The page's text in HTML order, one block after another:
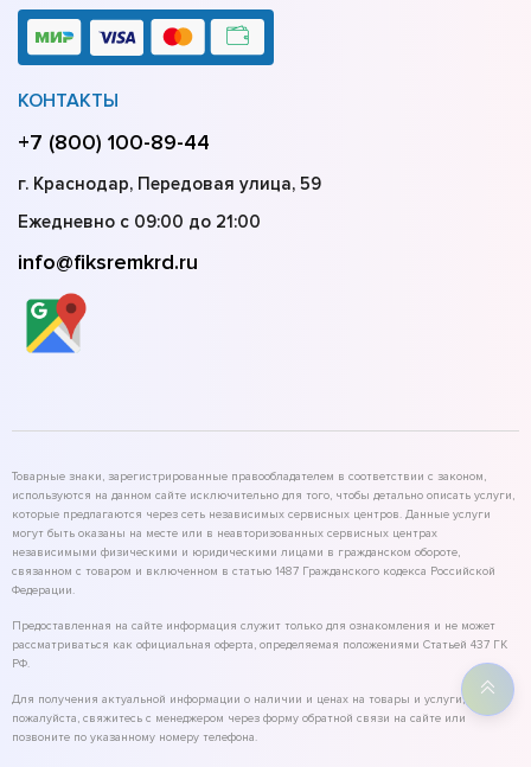
КОНТАКТЫ
+7 (800) 100-89-44
г. Краснодар, Передовая улица, 59
Ежедневно с 09:00 до 21:00
info@fiksremkrd.ru
Товарные знаки, зарегистрированные правообладателем в соответствии с законом,
используются на данном сайте исключительно для того, чтобы детально описать услуги,
которые предлагаются через сеть независимых сервисных центров. Данные услуги
могут быть оказаны на месте или в неавторизованных сервисных центрах
независимыми физическими и юридическими лицами в гражданском обороте,
связанном с товаром и включенном в статью 1487 Гражданского кодекса Российской
Федерации.
Предоставленная на сайте информация служит только для ознакомления и не может
рассматриваться как официальная оферта, определяемая положениями Статьей 437 ГК
РФ.
Для получения актуальной информации о наличии и ценах на товары и услуги,
пожалуйста, свяжитесь с менеджером через форму обратной связи на сайте или
позвоните по указанному номеру телефона.